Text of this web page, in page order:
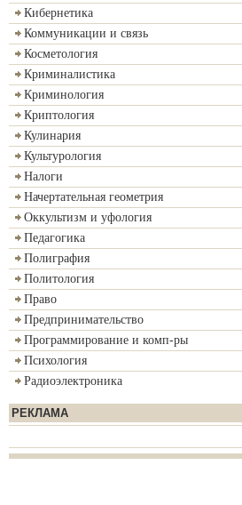
Кибернетика
Коммуникации и связь
Косметология
Криминалистика
Криминология
Криптология
Кулинария
Культурология
Налоги
Начертательная геометрия
Оккультизм и уфология
Педагогика
Полиграфия
Политология
Право
Предпринимательство
Программирование и комп-ры
Психология
Радиоэлектроника
РЕКЛАМА